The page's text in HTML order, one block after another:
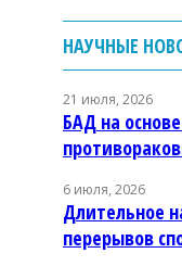
НАУЧНЫЕ
21 июля, 2026
БАД на
6 июля, 2026
Длительное
перерывов